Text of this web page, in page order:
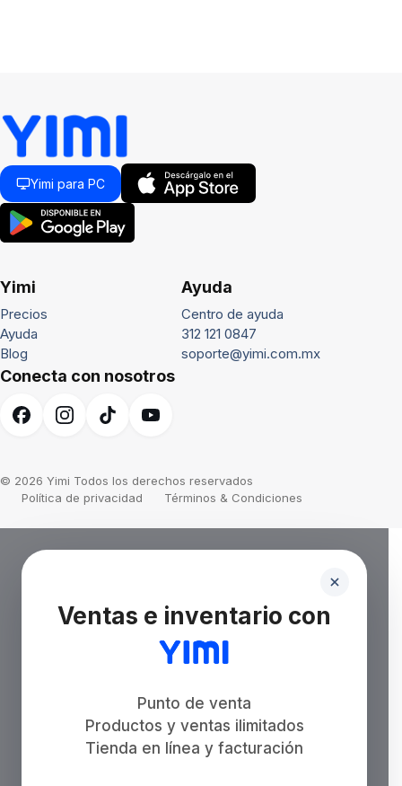
Yimi para PC
Yimi
Precios
Ayuda
Blog
Ayuda
Centro de ayuda
312 121 0847
soporte@yimi.com.mx
Conecta con nosotros
© 2026 Yimi Todos los derechos reservados
Política de privacidad
Términos & Condiciones
Ventas e inventario con
Punto de venta
Productos y ventas ilimitados
Tienda en línea y facturación